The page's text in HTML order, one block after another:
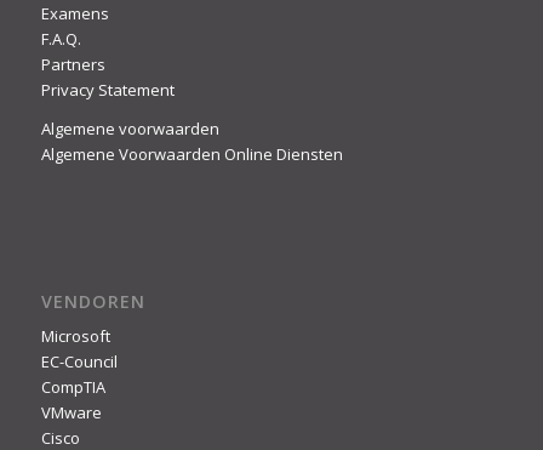
Examens
F.A.Q.
Partners
Privacy Statement
Algemene voorwaarden
Algemene Voorwaarden Online Diensten
VENDOREN
Microsoft
EC-Council
CompTIA
VMware
Cisco